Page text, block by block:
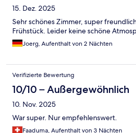
15. Dez. 2025
Sehr schönes Zimmer, super
Frühstück. Leider keine schöne
Joerg, Aufenthalt von 2 Nächten
Verifizierte Bewertung
10/10 – Außergewöhnlich
10. Nov. 2025
War super. Nur empfehlenswert.
Faaduma, Aufenthalt von 3 Nächten